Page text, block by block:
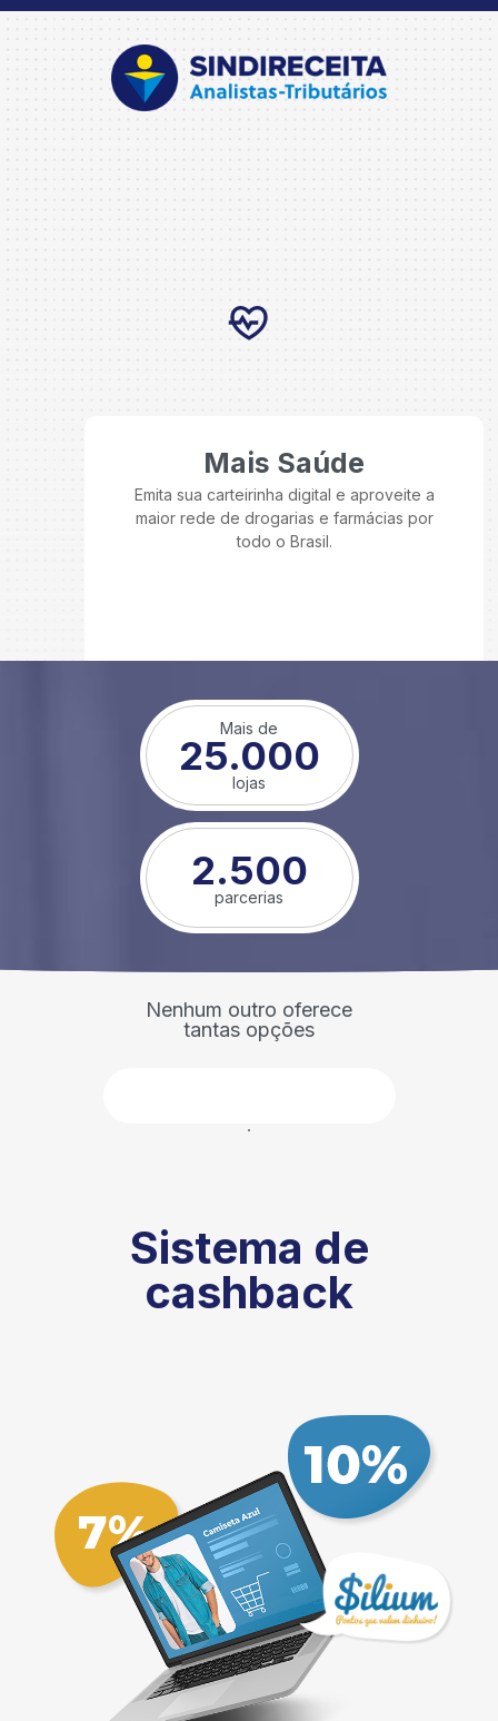
Mais Saúde
Emita sua carteirinha digital e aproveite a
maior rede de drogarias e farmácias por
todo o Brasil.
Mais de
25.000
lojas
2.500
parcerias
Nenhum outro oferece
tantas opções
Sistema de
cashback